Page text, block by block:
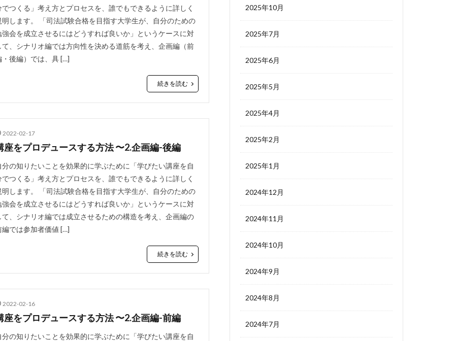
でつくる」考え方とプロセスを、誰でもできるように詳しく
明します。 「司法試験合格を目指す大学生が、自分のための
強会を成立させるにはどうすれば良いか」というケースに対
て、シナリオ編では方向性を決める道筋を考え、企画編（前
・後編）では、具 […]
続きを読む
2022-02-17
座をプロデュースする方法 〜2.企画編-後編
分の知りたいことを効果的に学ぶために「学びたい講座を自
でつくる」考え方とプロセスを、誰でもできるように詳しく
明します。 「司法試験合格を目指す大学生が、自分のための
強会を成立させるにはどうすれば良いか」というケースに対
て、シナリオ編では成立させるための構造を考え、企画編の
編では参加者価値 […]
続きを読む
2022-02-16
座をプロデュースする方法 〜2.企画編-前編
分の知りたいことを効果的に学ぶために「学びたい講座を自
2025年10月
2025年7月
2025年6月
2025年5月
2025年4月
2025年2月
2025年1月
2024年12月
2024年11月
2024年10月
2024年9月
2024年8月
2024年7月